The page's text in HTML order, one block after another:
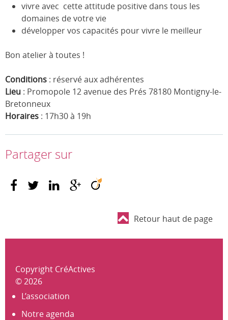
vivre avec cette attitude positive dans tous les
domaines de votre vie
développer vos capacités pour vivre le meilleur
Bon atelier à toutes !
Conditions : réservé aux adhérentes
Lieu : Promopole 12 avenue des Prés 78180 Montigny-le-
Bretonneux
Horaires : 17h30 à 19h
Partager sur
Retour haut de page
Copyright CréActives
© 2026
L’association
Notre agenda